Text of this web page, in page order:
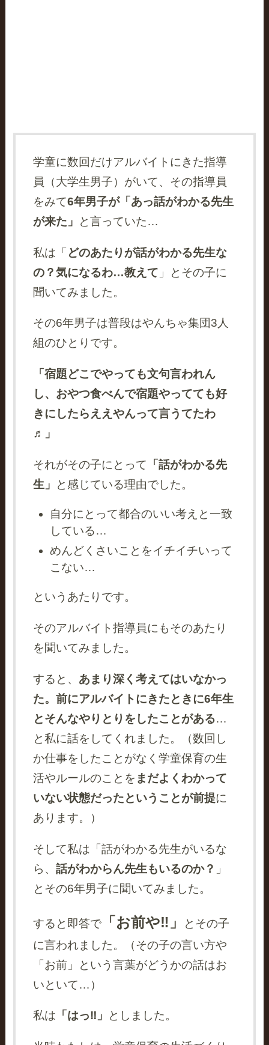
学童に数回だけアルバイトにきた指導
員（大学生男子）がいて、その指導員
をみて6年男子が「あっ話がわかる先生
が来た」
と言っていた…
私は「 どのあたりが話がわかる先生な
の？気になるわ…教えて 」とその子に
聞いてみました。
その6年男子は普段はやんちゃ集団3人
組のひとりです。
「宿題どこでやっても文句言われん
し、おやつ食べんで宿題やってても好
きにしたらええやんって言うてたわ
♬」
それがその子にとって 「話がわかる先
生」
と感じている理由でした。
自分にとって都合のいい考えと一致
している…
めんどくさいことをイチイチいって
こない…
というあたりです。
そのアルバイト指導員にもそのあたり
を聞いてみました。
すると、 あまり深く考えてはいなかっ
た。前にアルバイトにきたときに6年生
とそんなやりとりをしたことがある…
と私に話をしてくれました。（数回し
か仕事をしたことがなく学童保育の生
活やルールのことを まだよくわかって
いない状態だったということが前提に
あります。）
そして私は「話がわかる先生がいるな
ら、 話がわからん先生もいるのか？ 」
とその6年男子に聞いてみました。
すると即答で「お前や‼」
とその子
に言われました。（その子の言い方や
「お前」という言葉がどうかの話はお
いといて…）
私は 「はっ‼」 としました。